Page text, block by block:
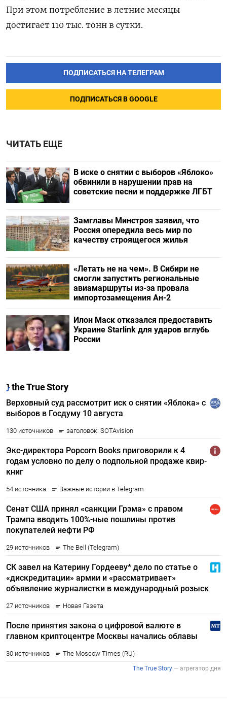
При этом потребление в летние месяцы
достигает 110 тыс. тонн в сутки.
ПОДПИСАТЬСЯ НА ТЕЛЕГРАМ
ПОДПИСАТЬСЯ В GOOGLE
ЧИТАТЬ ЕЩЕ
В иске о снятии с выборов «Яблоко»
обвинили в нарушении прав на
советские песни и поддержке ЛГБТ
Замглавы Минстроя заявил, что
Россия опередила весь мир по
качеству строящегося жилья
«Летать не на чем». В Сибири не
смогли запустить региональные
авиамаршруты из-за провала
импортозамещения Ан-2
Илон Маск отказался предоставить
Украине Starlink для ударов вглубь
России